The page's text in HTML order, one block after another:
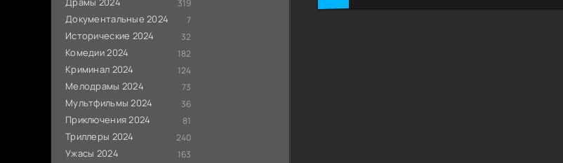
319
Документальные 2024 7
Исторические 2024 32
Комедии 2024 182
Криминал 2024 124
Мелодрамы 2024 73
Мультфильмы 2024 36
Приключения 2024 81
Триллеры 2024 240
Ужасы 2024 163